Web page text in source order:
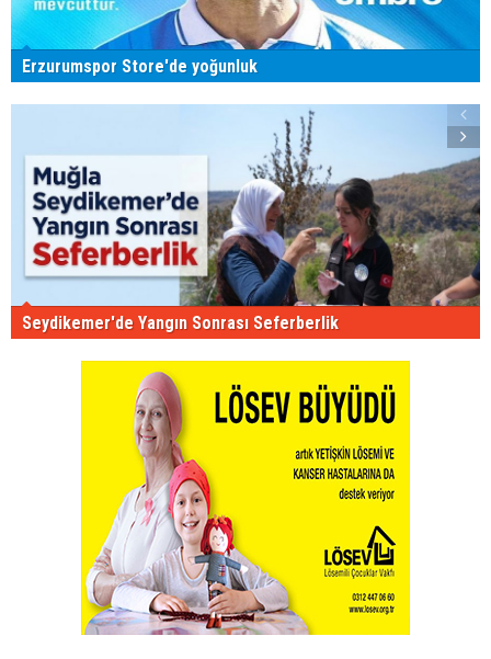
Erzurumspor Store'de yoğunluk
Seydikemer'de Yangın Sonrası Seferberlik